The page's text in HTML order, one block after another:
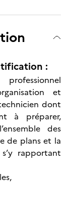
:
et
dont
à préparer,
des
de plans et la
rapportant